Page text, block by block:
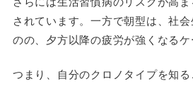
されています。一方で朝型は、社
のの、夕方以降の疲労が強くなるケ
つまり、自分のクロノタイプを知